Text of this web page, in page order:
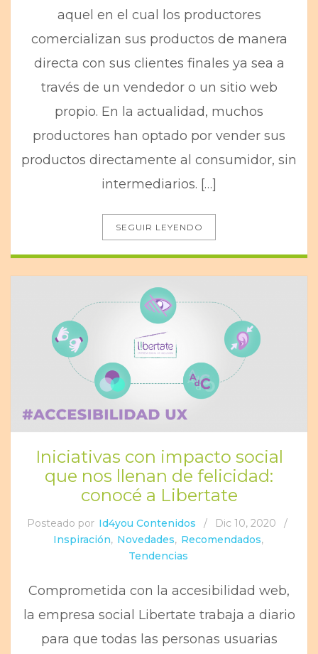
aquel en el cual los productores
comercializan sus productos de manera
directa con sus clientes finales ya sea a
través de un vendedor o un sitio web
propio. En la actualidad, muchos
productores han optado por vender sus
productos directamente al consumidor, sin
intermediarios. […]
SEGUIR LEYENDO
Iniciativas con impacto social
que nos llenan de felicidad:
conocé a Libertate
Posteado por Id4you Contenidos / Dic 10, 2020
/
Inspiración, Novedades, Recomendados,
Tendencias
Comprometida con la accesibilidad web,
la empresa social Libertate trabaja a diario
para que todas las personas usuarias